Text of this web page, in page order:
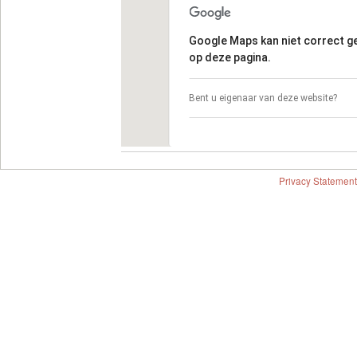
Google Maps kan niet correct
op deze pagina.
Bent u eigenaar van deze website?
Privacy Statement